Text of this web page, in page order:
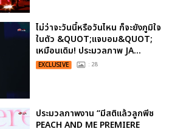
ไม่ว่าจะวันนี้หรือวันไหน ก็จะยังภูมิใจ
ในตัว &QUOT;แจบอม&QUOT;
เหมือนเดิม! ประมวลภาพ JA...
EXCLUSIVE : 28
ประมวลภาพงาน “มีสติแล้วลูกพีช
PEACH AND ME PREMIERE